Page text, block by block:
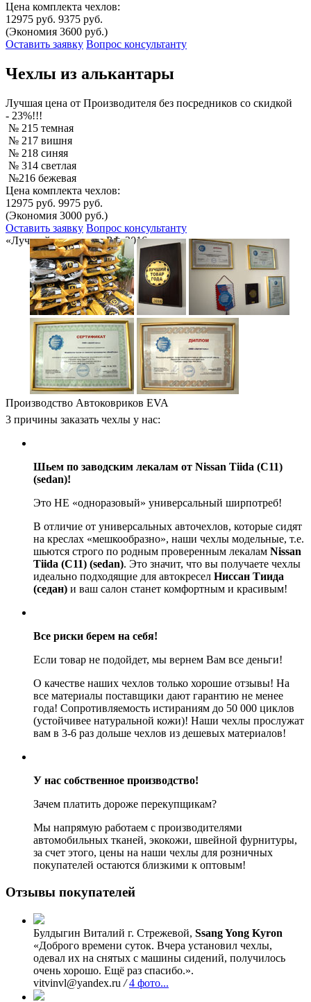
Цена комплекта чехлов:
12975 руб. 9375 руб.
(Экономия 3600 руб.)
Оставить заявку Вопрос консультанту
Чехлы из алькантары
Лучшая цена от Производителя без посредников со скидкой
- 23%!!!
№ 215 темная
№ 217 вишня
№ 218 синяя
№ 314 светлая
№216 бежевая
Цена комплекта чехлов:
12975 руб. 9975 руб.
(Экономия 3000 руб.)
Оставить заявку Вопрос консультанту
«Лучший товар года РФ-2016»
Производство Автоковриков EVA
3 причины заказать чехлы у нас:
Шьем по заводским лекалам от Nissan Tiida (C11)
(sedan)!
Это НЕ «одноразовый» универсальный ширпотреб!
В отличие от универсальных авточехлов, которые сидят
на креслах «мешкообразно», наши чехлы модельные, т.е.
шьются строго по родным проверенным лекалам Nissan
Tiida (C11) (sedan). Это значит, что вы получаете чехлы
идеально подходящие для автокресел Ниссан Тиида
(седан) и ваш салон станет комфортным и красивым!
Все риски берем на себя!
Если товар не подойдет, мы вернем Вам все деньги!
О качестве наших чехлов только хорошие отзывы! На
все материалы поставщики дают гарантию не менее
года! Сопротивляемость истираниям до 50 000 циклов
(устойчивее натуральной кожи)! Наши чехлы прослужат
вам в 3-6 раз дольше чехлов из дешевых материалов!
У нас собственное производство!
Зачем платить дороже перекупщикам?
Мы напрямую работаем с производителями
автомобильных тканей, экокожи, швейной фурнитуры,
за счет этого, цены на наши чехлы для розничных
покупателей остаются близкими к оптовым!
Отзывы покупателей
Булдыгин Виталий г. Стрежевой, Ssang Yong Kyron
«Доброго времени суток. Вчера установил чехлы,
одевал их на снятых с машины сидений, получилось
очень хорошо. Ещё раз спасибо.».
vitvinvl@yandex.ru / 4 фото...